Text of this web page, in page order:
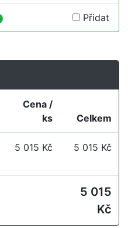
Přidat
Cena /
ks
Celkem
5 015 Kč 5 015 Kč
5 015
Kč